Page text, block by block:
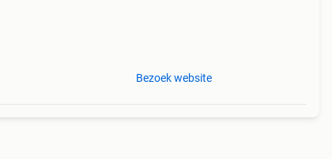
Bezoek website